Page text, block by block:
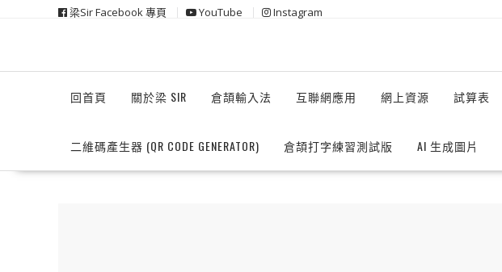
梁Sir Facebook 專頁 YouTube Instagram
回首頁 關於梁 SIR 倉頡輸入法 互聯網應用 網上資源 試算表
二維碼產生器 (QR CODE GENERATOR) 倉頡打字練習測試版 AI 生成圖片